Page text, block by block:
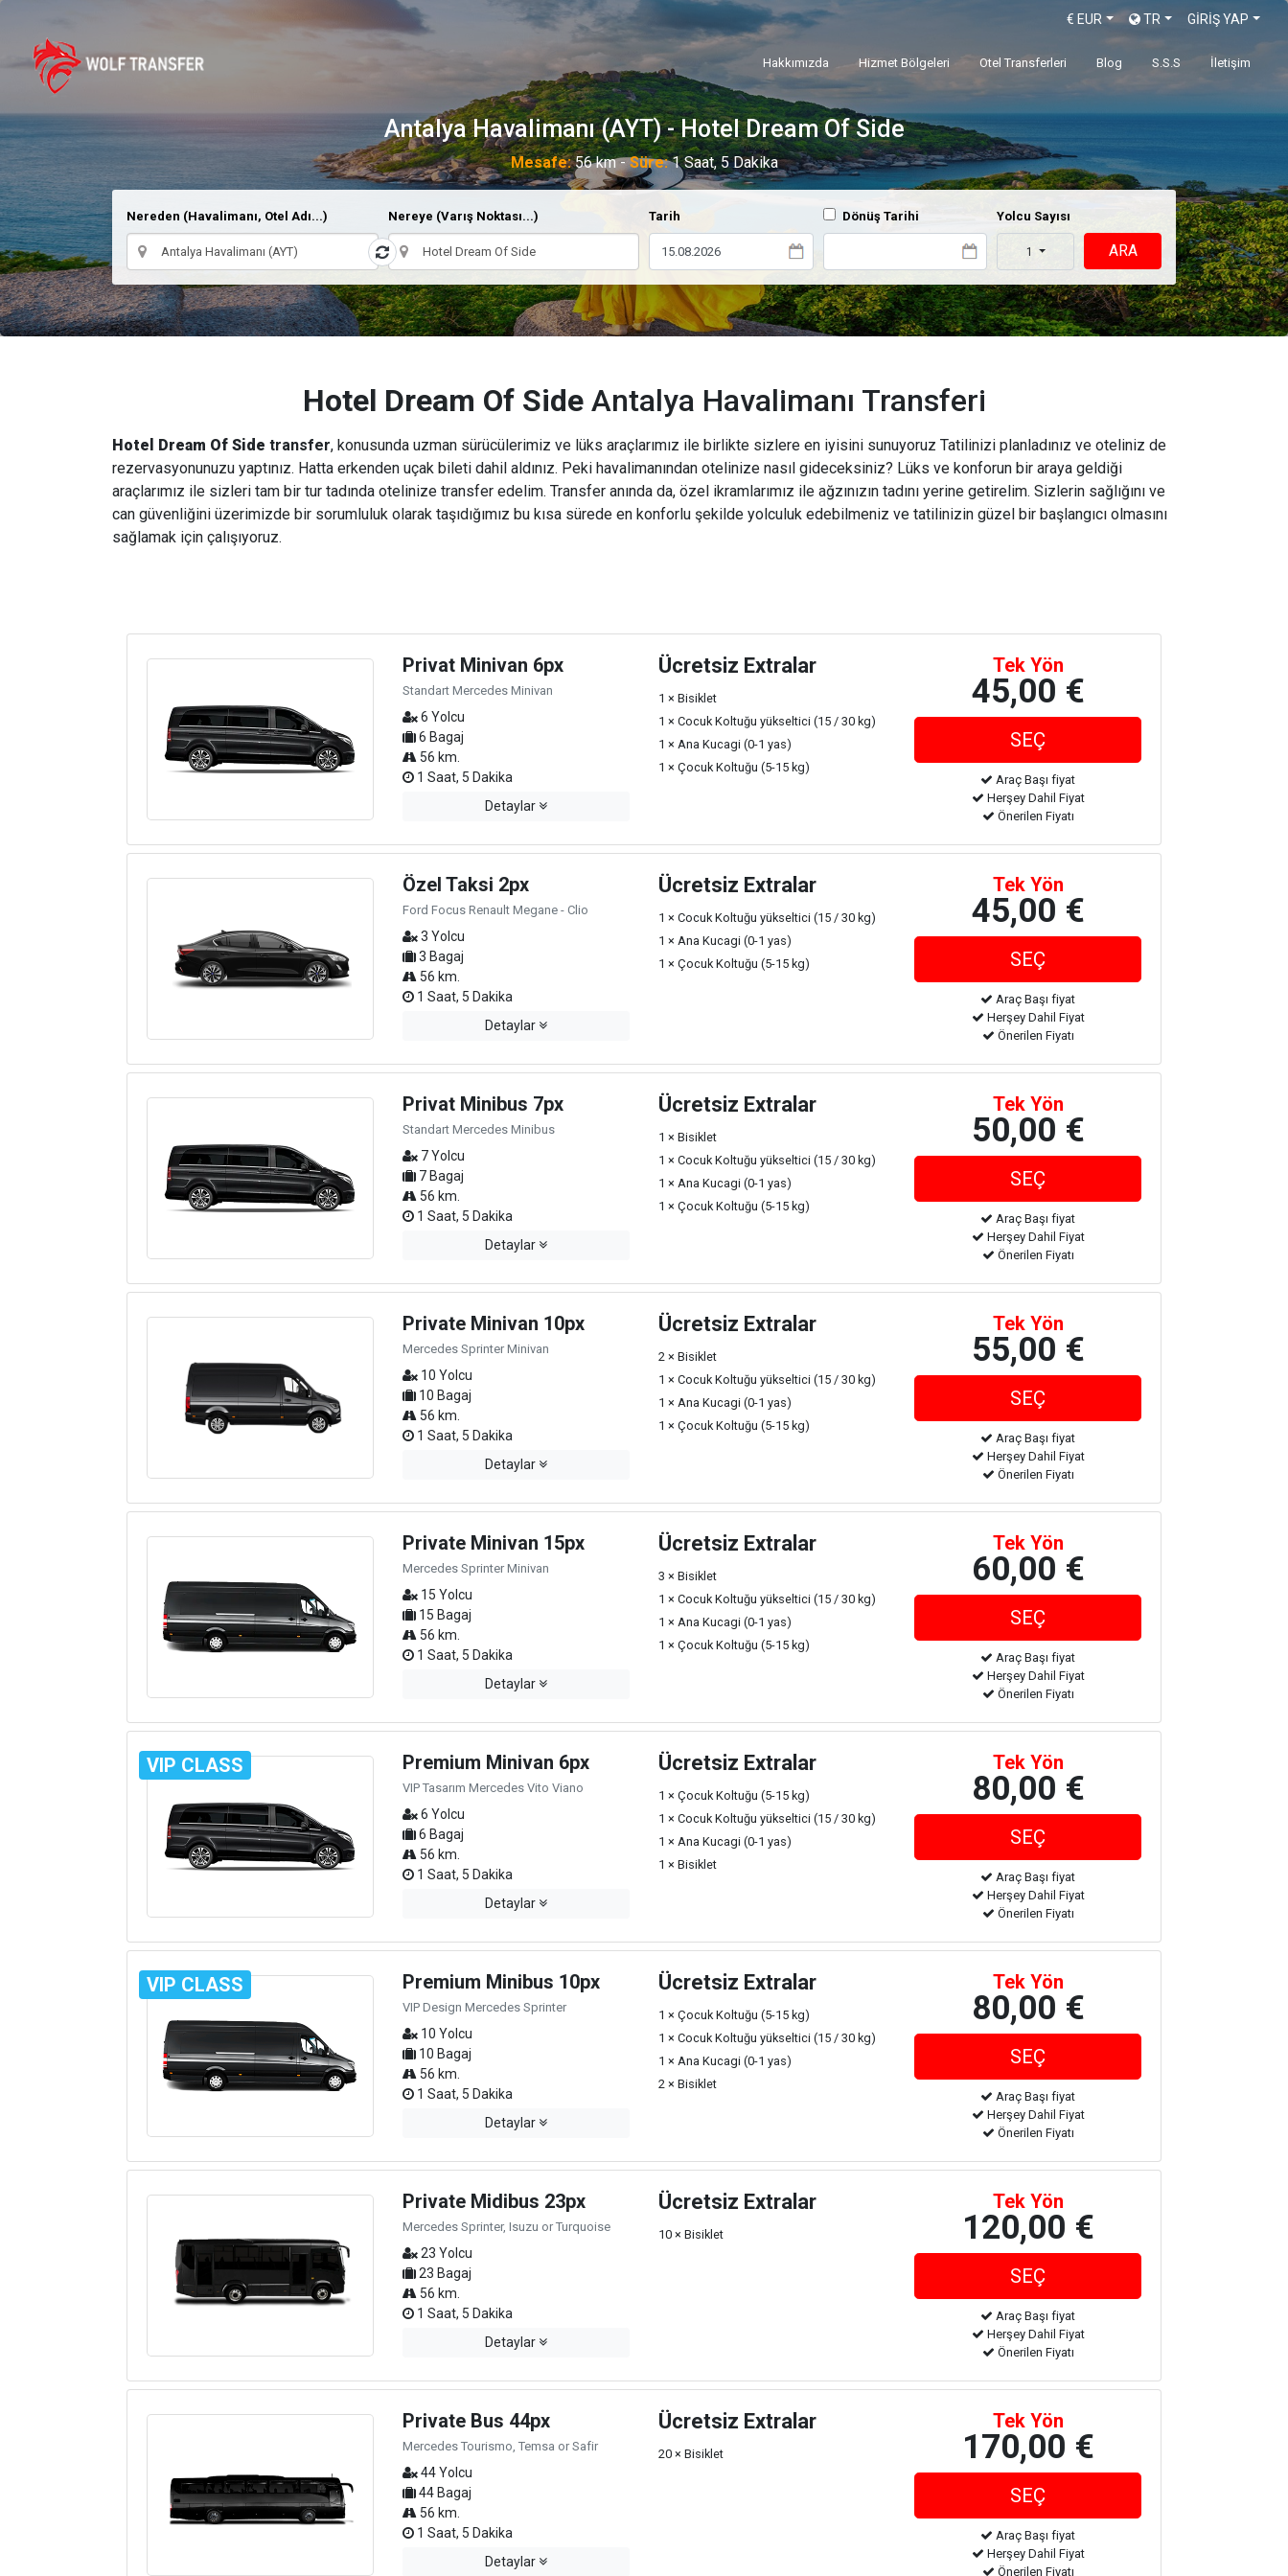
GİRİŞ YAP
TR
€ EUR
Hakkımızda Hizmet Bölgeleri Otel Transferleri Blog S.S.S İletişim
Antalya Havalimanı (AYT) - Hotel Dream Of Side
Mesafe:56 km -Süre:1 Saat, 5 Dakika
Nereden (Havalimanı, Otel Adı...) Nereye (Varış Noktası...) Tarih Dönüş Tarihi Yolcu Sayısı
1 ARA
Hotel Dream Of SideAntalya Havalimanı Transferi
Hotel Dream Of Side transfer, konusunda uzman sürücülerimiz ve lüks araçlarımız ile birlikte sizlere en iyisini sunuyoruz Tatilinizi planladınız ve oteliniz de
rezervasyonunuzu yaptınız. Hatta erkenden uçak bileti dahil aldınız. Peki havalimanından otelinize nasıl gideceksiniz? Lüks ve konforun bir araya geldiği
araçlarımız ile sizleri tam bir tur tadında otelinize transfer edelim. Transfer anında da, özel ikramlarımız ile ağzınızın tadını yerine getirelim. Sizlerin sağlığını ve
can güvenliğini üzerimizde bir sorumluluk olarak taşıdığımız bu kısa sürede en konforlu şekilde yolculuk edebilmeniz ve tatilinizin güzel bir başlangıcı olmasını
sağlamak için çalışıyoruz.
Privat Minivan 6px
Standart Mercedes Minivan
6 Yolcu
6 Bagaj
56 km.
1 Saat, 5 Dakika
Detaylar
Ücretsiz Extralar
1 × Bisiklet
1 × Cocuk Koltuğu yükseltici (15 / 30 kg)
1 × Ana Kucagi (0-1 yas)
1 × Çocuk Koltuğu (5-15 kg)
Tek Yön
45,00 €
Araç Başı fiyat
Herşey Dahil Fiyat
Önerilen Fiyatı
Özel Taksi 2px
Ford Focus Renault Megane - Clio
3 Yolcu
3 Bagaj
56 km.
1 Saat, 5 Dakika
Detaylar
Ücretsiz Extralar
1 × Cocuk Koltuğu yükseltici (15 / 30 kg)
1 × Ana Kucagi (0-1 yas)
1 × Çocuk Koltuğu (5-15 kg)
Tek Yön
45,00 €
Araç Başı fiyat
Herşey Dahil Fiyat
Önerilen Fiyatı
Privat Minibus 7px
Standart Mercedes Minibus
7 Yolcu
7 Bagaj
56 km.
1 Saat, 5 Dakika
Detaylar
Ücretsiz Extralar
1 × Bisiklet
1 × Cocuk Koltuğu yükseltici (15 / 30 kg)
1 × Ana Kucagi (0-1 yas)
1 × Çocuk Koltuğu (5-15 kg)
Tek Yön
50,00 €
Araç Başı fiyat
Herşey Dahil Fiyat
Önerilen Fiyatı
Private Minivan 10px
Mercedes Sprinter Minivan
10 Yolcu
10 Bagaj
56 km.
1 Saat, 5 Dakika
Detaylar
Ücretsiz Extralar
2 × Bisiklet
1 × Cocuk Koltuğu yükseltici (15 / 30 kg)
1 × Ana Kucagi (0-1 yas)
1 × Çocuk Koltuğu (5-15 kg)
Tek Yön
55,00 €
Araç Başı fiyat
Herşey Dahil Fiyat
Önerilen Fiyatı
Private Minivan 15px
Mercedes Sprinter Minivan
15 Yolcu
15 Bagaj
56 km.
1 Saat, 5 Dakika
Detaylar
Ücretsiz Extralar
3 × Bisiklet
1 × Cocuk Koltuğu yükseltici (15 / 30 kg)
1 × Ana Kucagi (0-1 yas)
1 × Çocuk Koltuğu (5-15 kg)
Tek Yön
60,00 €
Araç Başı fiyat
Herşey Dahil Fiyat
Önerilen Fiyatı
VIP CLASS Premium Minivan 6px
VIP Tasarım Mercedes Vito Viano
6 Yolcu
6 Bagaj
56 km.
1 Saat, 5 Dakika
Detaylar
Ücretsiz Extralar
1 × Çocuk Koltuğu (5-15 kg)
1 × Cocuk Koltuğu yükseltici (15 / 30 kg)
1 × Ana Kucagi (0-1 yas)
1 × Bisiklet
Tek Yön
80,00 €
Araç Başı fiyat
Herşey Dahil Fiyat
Önerilen Fiyatı
VIP CLASS Premium Minibus 10px
VIP Design Mercedes Sprinter
10 Yolcu
10 Bagaj
56 km.
1 Saat, 5 Dakika
Detaylar
Ücretsiz Extralar
1 × Çocuk Koltuğu (5-15 kg)
1 × Cocuk Koltuğu yükseltici (15 / 30 kg)
1 × Ana Kucagi (0-1 yas)
2 × Bisiklet
Tek Yön
80,00 €
Araç Başı fiyat
Herşey Dahil Fiyat
Önerilen Fiyatı
Private Midibus 23px
Mercedes Sprinter, Isuzu or Turquoise
23 Yolcu
23 Bagaj
56 km.
1 Saat, 5 Dakika
Detaylar
Ücretsiz Extralar
10 × Bisiklet
Tek Yön
120,00 €
Araç Başı fiyat
Herşey Dahil Fiyat
Önerilen Fiyatı
Private Bus 44px
Mercedes Tourismo, Temsa or Safir
44 Yolcu
44 Bagaj
56 km.
1 Saat, 5 Dakika
Detaylar
Ücretsiz Extralar
20 × Bisiklet
Tek Yön
170,00 €
Araç Başı fiyat
Herşey Dahil Fiyat
Önerilen Fiyatı